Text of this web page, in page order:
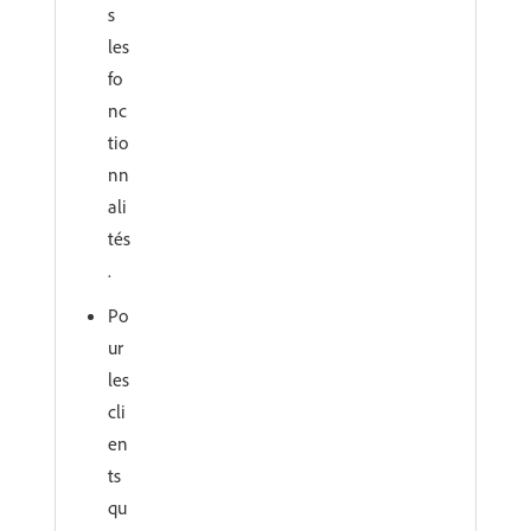
s
les
fo
nc
tio
nn
ali
tés
.
Po
ur
les
cli
en
ts
qu